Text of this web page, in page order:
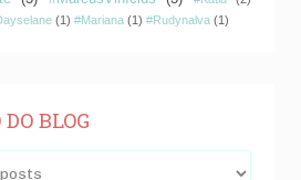
(1) #Mariana (1) #Rudynalva (1)
BLOG